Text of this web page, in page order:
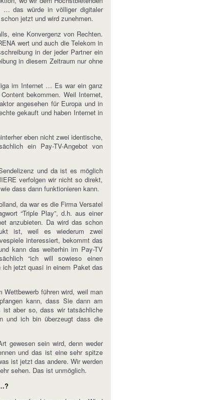
… das würde in völliger digitaler
jetzt und wird zunehmen.
eine Konvergenz von Rechten.
wert und auch die Telekom in
in der jeder Partner ein
in diesem Zeitraum nur ohne
im Internet … Es war ein ganz
bekommen. Weil Internet,
angesehen für Europa und in
gekauft und haben Internet in
eben nicht zwei identische,
ein Pay-TV-Angebot von
und da ist es möglich
verfolgen wir nicht so direkt,
dass dann funktionieren kann.
da war es die Firma Versatel
“Triple Play”, d.h. aus einer
anzubieten. Da wird das schon
ist, weil es wiederum zwei
interessiert, bekommt das
kann das weiterhin im Pay-TV
“ich will sowieso einen
jetzt quasi in einem Paket das
führen wird, weil man
kann, dass Sie dann am
aber so, dass wir tatsächliche
und ich bin überzeugt dass die
gewesen sein wird, denn weder
und das ist eine sehr spitze
ist jetzt das andere. Wir werden
sehen. Das ist unmöglich.